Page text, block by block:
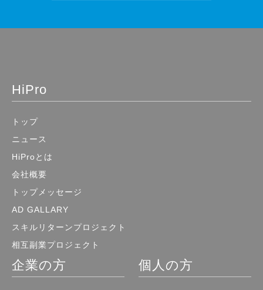
HiPro
トップ
ニュース
HiProとは
会社概要
トップメッセージ
AD GALLARY
スキルリターンプロジェクト
相互副業プロジェクト
企業の方 個人の方